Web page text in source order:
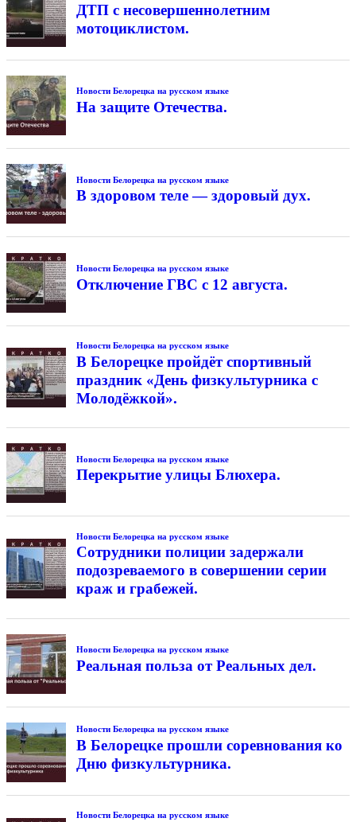
ДТП с несовершеннолетним
мотоциклистом.
Новости Белорецка на русском языке
На защите Отечества.
Новости Белорецка на русском языке
В здоровом теле — здоровый дух.
Новости Белорецка на русском языке
Отключение ГВС с 12 августа.
Новости Белорецка на русском языке
В Белорецке пройдёт спортивный
праздник «День физкультурника с
Молодёжкой».
Новости Белорецка на русском языке
Перекрытие улицы Блюхера.
Новости Белорецка на русском языке
Сотрудники полиции задержали
подозреваемого в совершении серии
краж и грабежей.
Новости Белорецка на русском языке
Реальная польза от Реальных дел.
Новости Белорецка на русском языке
В Белорецке прошли соревнования ко
Дню физкультурника.
Новости Белорецка на русском языке